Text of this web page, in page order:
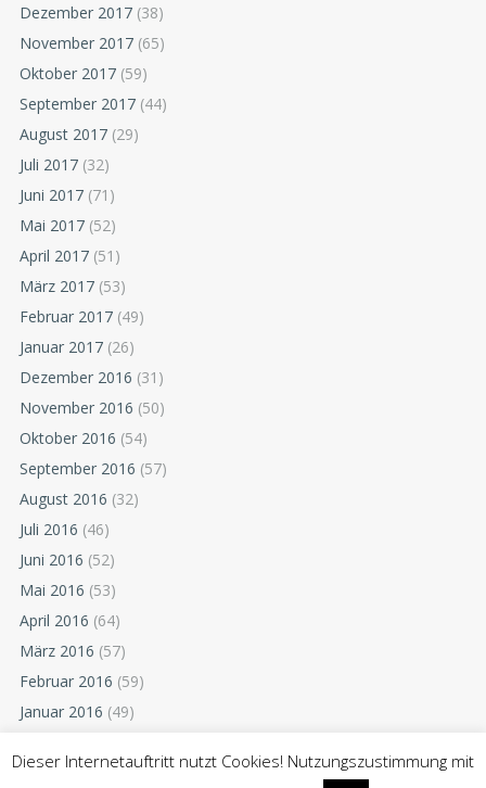
Dezember 2017 (38)
November 2017 (65)
Oktober 2017 (59)
September 2017 (44)
August 2017 (29)
Juli 2017 (32)
Juni 2017 (71)
Mai 2017 (52)
April 2017 (51)
März 2017 (53)
Februar 2017 (49)
Januar 2017 (26)
Dezember 2016 (31)
November 2016 (50)
Oktober 2016 (54)
September 2016 (57)
August 2016 (32)
Juli 2016 (46)
Juni 2016 (52)
Mai 2016 (53)
April 2016 (64)
März 2016 (57)
Februar 2016 (59)
Januar 2016 (49)
November 2015(55)
Dieser Internetauftritt nutzt Cookies! Nutzungszustimmung mit